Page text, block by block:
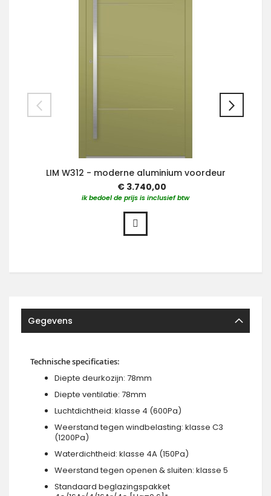
LIM W312 - moderne aluminium voordeur
€ 3.740,00
ik bedoel de prijs is inclusief btw
Gegevens